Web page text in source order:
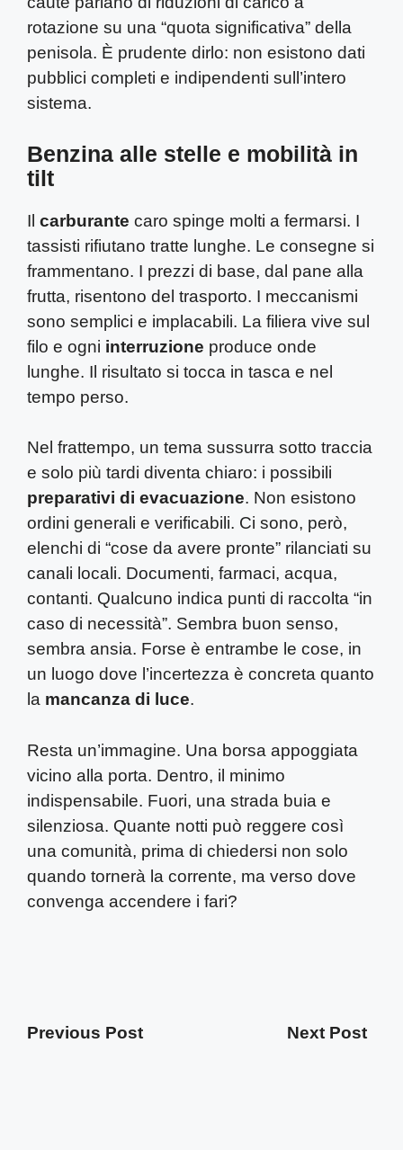
rotazione su una “quota significativa” della
penisola. È prudente dirlo: non esistono dati
pubblici completi e indipendenti sull’intero
sistema.
Benzina alle stelle e mobilità in
tilt
Il carburante caro spinge molti a fermarsi. I
tassisti rifiutano tratte lunghe. Le consegne si
frammentano. I prezzi di base, dal pane alla
frutta, risentono del trasporto. I meccanismi
sono semplici e implacabili. La filiera vive sul
filo e ogni interruzione produce onde
lunghe. Il risultato si tocca in tasca e nel
tempo perso.
Nel frattempo, un tema sussurra sotto traccia
e solo più tardi diventa chiaro: i possibili
preparativi di evacuazione. Non esistono
ordini generali e verificabili. Ci sono, però,
elenchi di “cose da avere pronte” rilanciati su
canali locali. Documenti, farmaci, acqua,
contanti. Qualcuno indica punti di raccolta “in
caso di necessità”. Sembra buon senso,
sembra ansia. Forse è entrambe le cose, in
un luogo dove l’incertezza è concreta quanto
la mancanza di luce.
Resta un’immagine. Una borsa appoggiata
vicino alla porta. Dentro, il minimo
indispensabile. Fuori, una strada buia e
silenziosa. Quante notti può reggere così
una comunità, prima di chiedersi non solo
quando tornerà la corrente, ma verso dove
convenga accendere i fari?
Previous Post Next Post